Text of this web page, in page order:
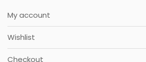
My account
Wishlist
Checkout